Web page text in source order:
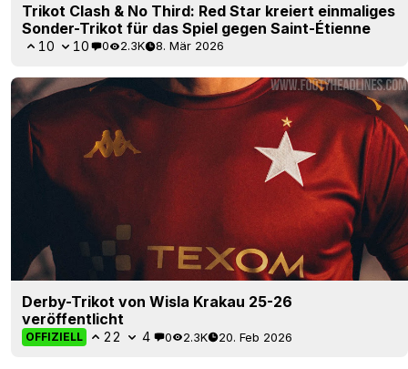
Trikot Clash & No Third: Red Star kreiert einmaliges
Sonder-Trikot für das Spiel gegen Saint-Étienne
10 10 0 2.3K 8. Mär 2026
Derby-Trikot von Wisla Krakau 25-26
veröffentlicht
OFFIZIELL 22 4 0 2.3K 20. Feb 2026